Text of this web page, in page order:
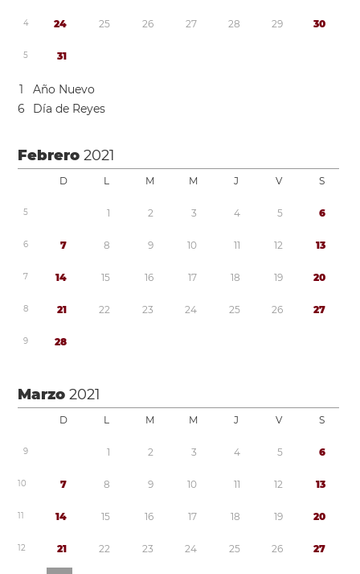
4 24 25 26 27 28 29 30
5 31
1
Año Nuevo
6
Día de Reyes
Febrero2021
D L M M J V S
5 1 2 3 4 5 6
6 7 8 9 10 11 12 13
7 14 15 16 17 18 19 20
8 21 22 23 24 25 26 27
9 28
Marzo2021
D L M M J V S
9 1 2 3 4 5 6
10 7 8 9 10 11 12 13
11 14 15 16 17 18 19 20
12 21 22 23 24 25 26 27